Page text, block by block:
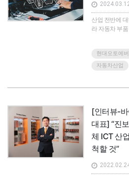
산업 전반에
라 자동차 부
량 부품 협력
다.
현대오토에버
자동차산업
[인터뷰-
대표] “진
체 ICT 산
척할 것”